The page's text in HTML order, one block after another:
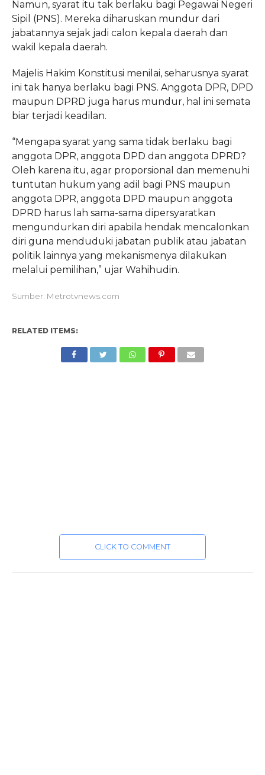
Namun, syarat itu tak berlaku bagi Pegawai Negeri
Sipil (PNS). Mereka diharuskan mundur dari
jabatannya sejak jadi calon kepala daerah dan
wakil kepala daerah.
Majelis Hakim Konstitusi menilai, seharusnya syarat
ini tak hanya berlaku bagi PNS. Anggota DPR, DPD
maupun DPRD juga harus mundur, hal ini semata
biar terjadi keadilan.
“Mengapa syarat yang sama tidak berlaku bagi
anggota DPR, anggota DPD dan anggota DPRD?
Oleh karena itu, agar proporsional dan memenuhi
tuntutan hukum yang adil bagi PNS maupun
anggota DPR, anggota DPD maupun anggota
DPRD harus lah sama-sama dipersyaratkan
mengundurkan diri apabila hendak mencalonkan
diri guna menduduki jabatan publik atau jabatan
politik lainnya yang mekanismenya dilakukan
melalui pemilihan,” ujar Wahihudin.
Sumber: Metrotvnews.com
RELATED ITEMS:
CLICK TO COMMENT